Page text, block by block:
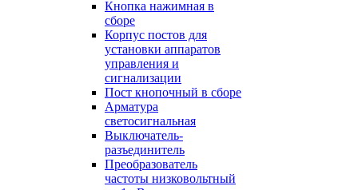
Кнопка нажимная в
сборе
Корпус постов для
установки аппаратов
управления и
сигнализации
Пост кнопочный в сборе
Арматура
светосигнальная
Выключатель-
разъединитель
Преобразователь
частоты низковольтный